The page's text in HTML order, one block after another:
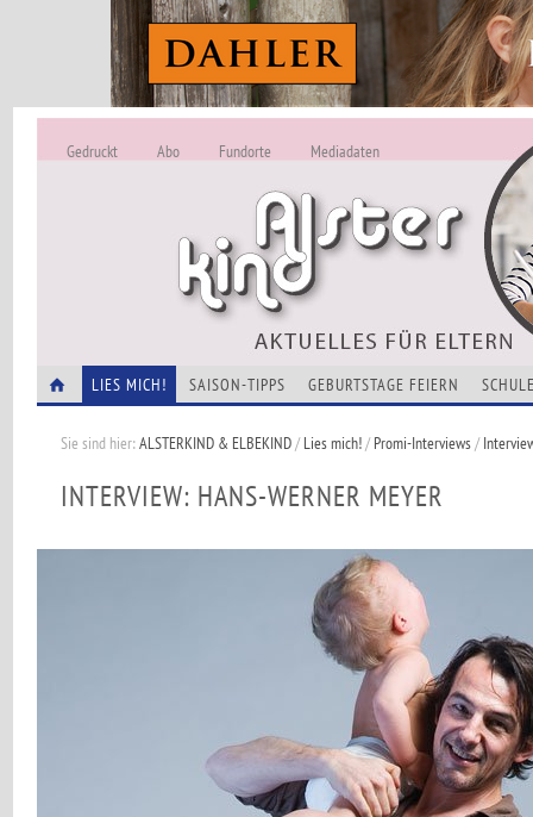
ALSTERKIND -
Alles Neu
Gedruckt Abo Fundorte Mediadaten
LIES MICH! SAISON-TIPPS GEBURTSTAGE FEIERN
Sie sind hier:ALSTERKIND & ELBEKIND/Lies mich!/Promi-Interviews/
INTERVIEW: HANS-WERNER MEYER